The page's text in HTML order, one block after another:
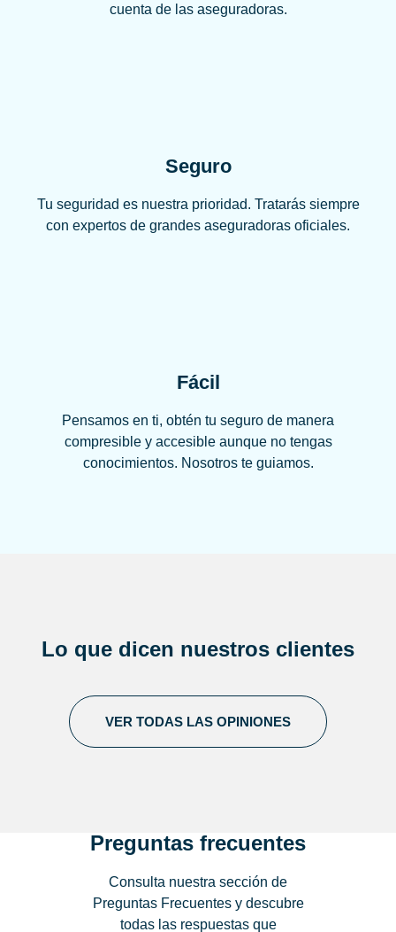
cuenta de las aseguradoras.
Seguro
Tu seguridad es nuestra prioridad. Tratarás siempre
con expertos de grandes aseguradoras oficiales.
Fácil
Pensamos en ti, obtén tu seguro de manera
compresible y accesible aunque no tengas
conocimientos. Nosotros te guiamos.
Lo que dicen nuestros clientes
VER TODAS LAS OPINIONES
Preguntas frecuentes
Consulta nuestra sección de
Preguntas Frecuentes y descubre
todas las respuestas que